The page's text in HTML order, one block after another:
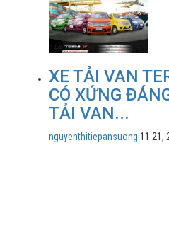
XE TẢI VAN
CÓ XỨNG
TẢI VAN...
nguyenthitiepansuong 11 21,